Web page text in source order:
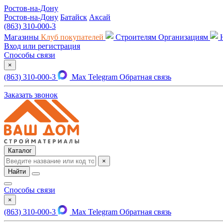
Ростов-на-Дону
Ростов-на-Дону Батайск Аксай
(863) 310-000-3
Магазины Клуб покупателей Строителям Организациям
Вход или регистрация
Способы связи
×
(863) 310-000-3 Max Telegram Обратная связь
Заказать звонок
Каталог
×
Найти
Способы связи
×
(863) 310-000-3 Max Telegram Обратная связь